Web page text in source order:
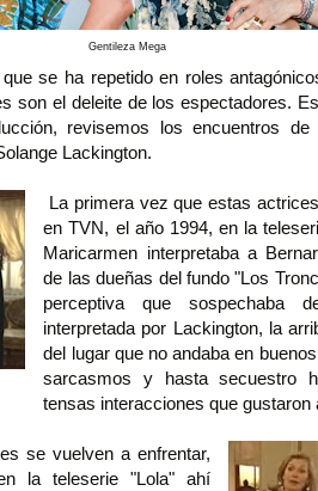
Gentileza Mega
se ha repetido en roles
son el deleite de los espectadores.
revisemos los encuentros
Lackington.
La primera vez que estas
en TVN, el año 1994, en la
Maricarmen interpretaba a
de las dueñas del fundo "Los
perceptiva que sospechaba
interpretada por Lackington, la
del lugar que no andaba en
sarcasmos y hasta secuestro
tensas interacciones que gustaron
se vuelven a enfrentar,
la teleserie "Lola" ahí